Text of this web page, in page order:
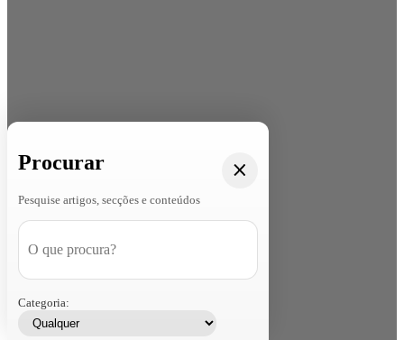
Procurar
Pesquise artigos, secções e conteúdos
Categoria: